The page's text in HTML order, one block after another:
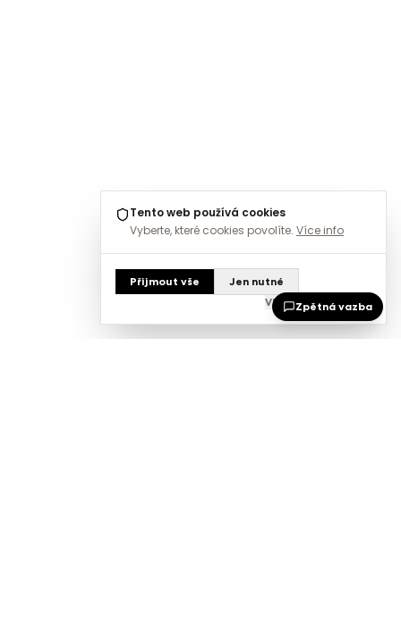
Tento web používá cookies
Vyberte, které cookies povolíte. Více info
Přijmout vše
Jen nutné
Vlastní nastavení
Zpětná vazba